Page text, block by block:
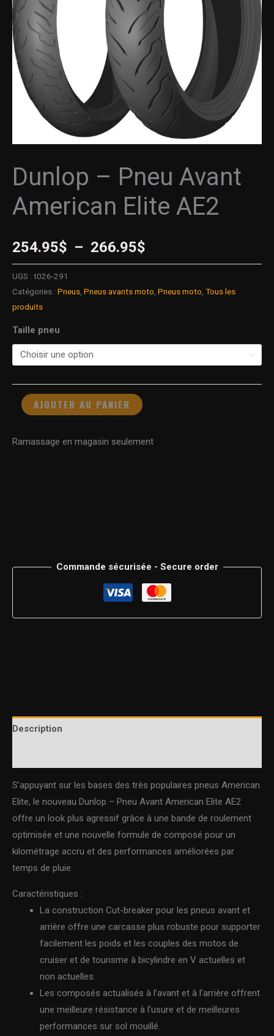
Dunlop – Pneu Avant
American Elite AE2
254.95$ – 266.95$
à
266.95$
UGS : t026-291
Catégories : Pneus Pneus avants moto Pneus moto Tous les
produits
Taille pneu
Elite
AE2
AJOUTER AU PANIER
Ramassage en magasin seulement
Commande sécurisée - Secure order
Description
S’appuyant sur les bases des très populaires pneus American
Elite, le nouveau Dunlop – Pneu Avant American Elite AE2
offre un look plus agressif grâce à une bande de roulement
optimisée et une nouvelle formule de composé pour un
kilométrage accru et des performances améliorées par
temps de pluie.
Caractéristiques :
La construction Cut-breaker pour les pneus avant et
arrière offre une carcasse plus robuste pour supporter
facilement les poids et les couples des motos de
cruiser et de tourisme à bicylindre en V actuelles et
non actuelles.
Les composés actualisés à l’avant et à l’arrière offrent
une meilleure résistance à l’usure et de meilleures
performances sur sol mouillé.